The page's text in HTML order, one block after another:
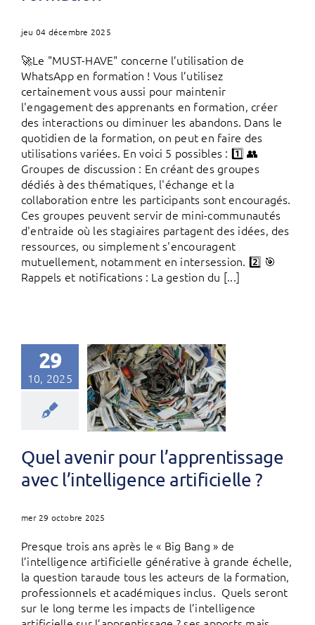
jeu 04 décembre 2025
🚀Le "MUST-HAVE" concerne l’utilisation de
WhatsApp en formation ! Vous l’utilisez
certainement vous aussi pour maintenir
l'engagement des apprenants en formation, créer
des interactions ou diminuer les abandons. Dans le
quotidien de la formation, on peut en faire des
utilisations variées. En voici 5 possibles : 1️⃣ 👥
Groupes de discussion : En créant des groupes
dédiés à des thématiques, l'échange et la
collaboration entre les participants sont encouragés.
Ces groupes peuvent servir de mini-communautés
d'entraide où les stagiaires partagent des idées, des
ressources, ou simplement s'encouragent
mutuellement, notamment en intersession. 2️⃣ 🎯
Rappels et notifications : La gestion du [...]
29
10, 2025
Quel avenir pour l’apprentissage
avec l’intelligence artificielle ?
mer 29 octobre 2025
Presque trois ans après le « Big Bang » de
l’intelligence artificielle générative à grande échelle,
la question taraude tous les acteurs de la formation,
professionnels et académiques inclus. Quels seront
sur le long terme les impacts de l’intelligence